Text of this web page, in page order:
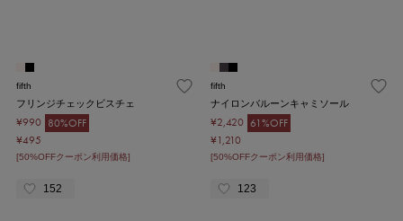
fifth
フリンジチェックビスチェ
¥990 80%OFF
¥495
[50%OFFクーポン利用価格]
152
fifth
ナイロンバルーンキャミソール
¥2,420 61%OFF
¥1,210
[50%OFFクーポン利用価格]
123